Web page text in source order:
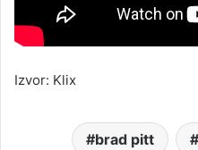
Izvor: Klix
brad pitt